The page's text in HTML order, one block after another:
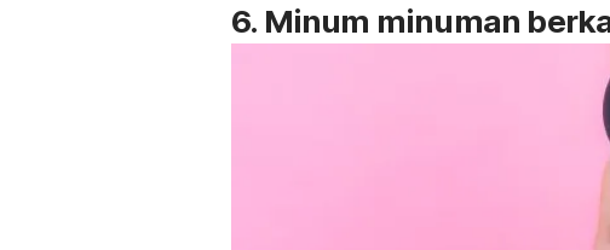
6. Minum minuman